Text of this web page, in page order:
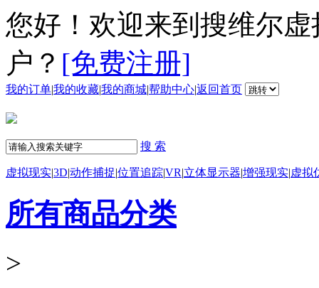
您好！欢迎来到搜维尔
户？ [免费注册]
我的订单|我的收藏|我的商城|帮助中心|返回首页
搜 索
虚拟现实|3D|动作捕捉|位置追踪|VR|立体显示器|增强现实|虚拟
所有商品分类
>